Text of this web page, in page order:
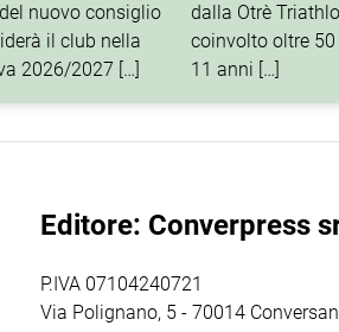
nuovo consiglio
il club nella
2026/2027 […]
dalla Otrè
coinvolto oltre
11 anni […]
Editore: Converpress
P.IVA 07104240721
Via Polignano, 5 - 70014